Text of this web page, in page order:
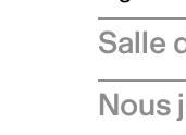
Salle
Nous